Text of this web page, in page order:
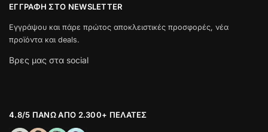
ΕΓΓΡΑΦΉ ΣΤΟ NEWSLETTER
Εγγράψου και πάρε πρώτος αποκλειστικές προσφορές, νέα
προϊόντα και deals.
Βρες μας στα social
4.8/5 ΠΆΝΩ ΑΠΌ 2.300+ ΠΕΛΆΤΕΣ